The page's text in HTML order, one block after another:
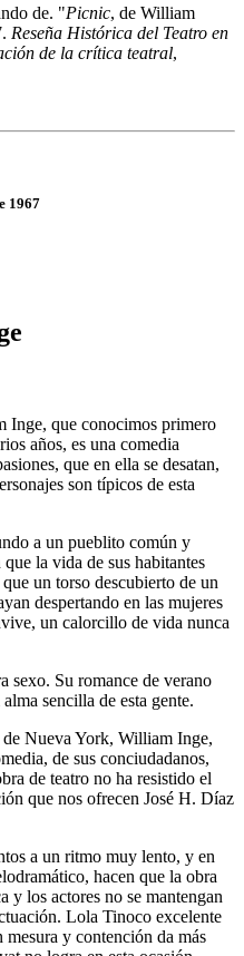
de. "Picnic, de William
Reseña Histórica del Teatro en
de la crítica teatral,
1967
Inge, que conocimos primero
años, es una comedia
que en ella se desatan,
son típicos de esta
a un pueblito común y
la vida de sus habitantes
un torso descubierto de un
despertando en las mujeres
un calorcillo de vida nunca
sexo. Su romance de verano
sencilla de esta gente.
Nueva York, William Inge,
de sus conciudadanos,
de teatro no ha resistido el
que nos ofrecen José H. Díaz
a un ritmo muy lento, y en
hacen que la obra
y los actores no se mantengan
Lola Tinoco excelente
y contención da más